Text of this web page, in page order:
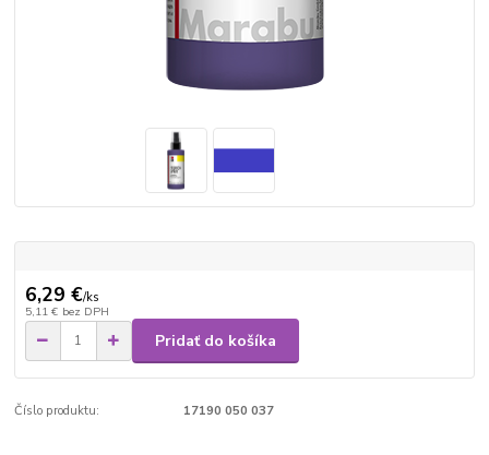
6,29 €/ks
5,11 € bez DPH
Pridať do košíka
Číslo produktu: 17190 050 037